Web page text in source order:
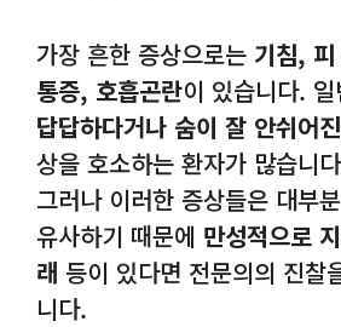
가장 흔한 증상으로는 기침,
통증, 호흡곤란이 있습니다.
답답하다거나 숨이 잘 안쉬어
상을 호소하는 환자가 많습니
그러나 이러한 증상들은 대부
유사하기 때문에 만성적으로
래 등이 있다면 전문의의 진찰
니다.